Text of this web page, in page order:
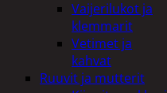
Vaijerilukot ja
klemmarit
Vetimet ja
kahvat
Ruuvit ja mutterit